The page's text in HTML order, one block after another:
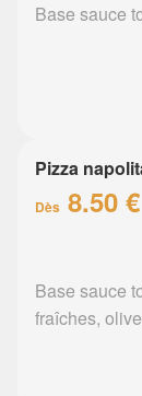
Base sauce
Pizza
Dès 8.50 €
Base sauce
fraîches,